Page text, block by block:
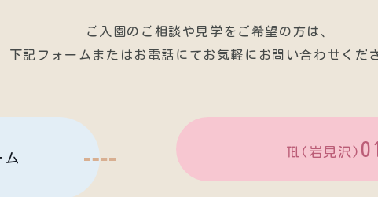
ご入園のご相談や見学をご希望の方は、
下記フォームまたはお電話にてお気軽にお問い合わせくだ
ム ℡(岩見沢)